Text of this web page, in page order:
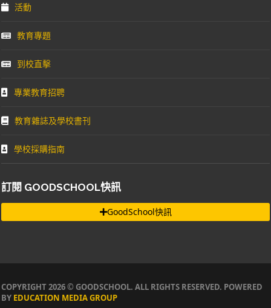
活動
教育專題
到校直擊
專業教育招聘
教育雜誌及學校書刊
學校採購指南
訂閱 GOODSCHOOL快訊
GoodSchool快訊
COPYRIGHT 2026 © GOODSCHOOL. ALL RIGHTS RESERVED. POWERED
BY EDUCATION MEDIA GROUP